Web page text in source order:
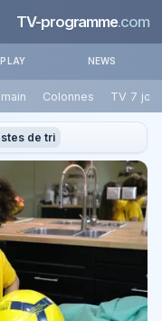
TV-programme.com
NEWS
Colonnes TV 7
de tri